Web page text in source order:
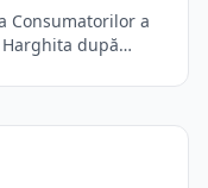
Consumatorilor a
după…